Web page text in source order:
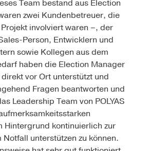
Team bestand aus Election
zwei Kundenbetreuer, die
involviert waren –, der
Person, Entwicklern und
sowie Kollegen aus dem
haben die Election Manager
vor Ort unterstützt und
Fragen beantworten und
Leadership Team von POLYAS
Hintergrund kontinuierlich zur
unterstützen zu können.